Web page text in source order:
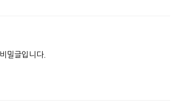
비밀글입니다.